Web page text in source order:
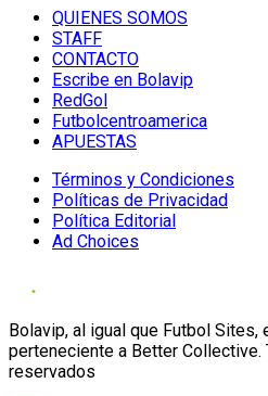
QUIENES SOMOS
STAFF
CONTACTO
Escribe en Bolavip
RedGol
Futbolcentroamerica
APUESTAS
Términos y Condiciones
Políticas de Privacidad
Política Editorial
Ad Choices
Bolavip, al igual que Futbol Sites,
perteneciente a Better
reservados